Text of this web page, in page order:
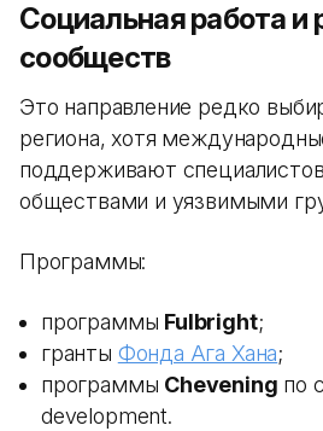
Социальная работа и
сообществ
Это направление редко
региона, хотя
поддерживают
обществами и уязвимыми
Программы:
программы Fulbright;
гранты Фонда Ага Хана;
программы Chevening по
development.